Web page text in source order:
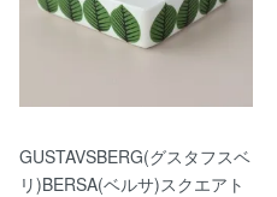
GUSTAVSBERG(グスタフスベ
リ)BERSA(ベルサ)スクエアト